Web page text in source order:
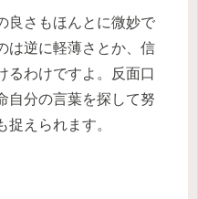
良さもほんとに微妙で
は逆に軽薄さとか、信
るわけですよ。反面口
自分の言葉を探して努
えられます。